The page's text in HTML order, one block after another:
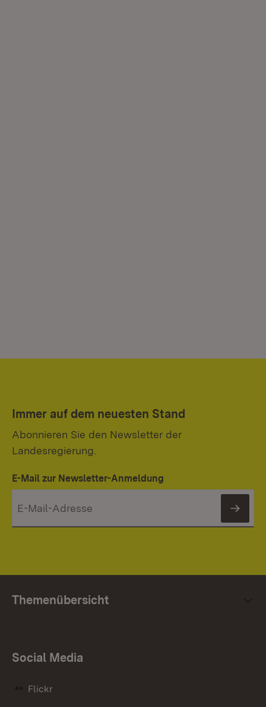
Immer auf dem neuesten Stand
Abonnieren Sie den Newsletter der
Landesregierung.
E-Mail zur Newsletter-Anmeldung
Themenübersicht
Social Media
Flickr